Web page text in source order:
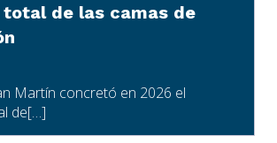
total de las camas de
Martín concretó en 2026 el
de[…]